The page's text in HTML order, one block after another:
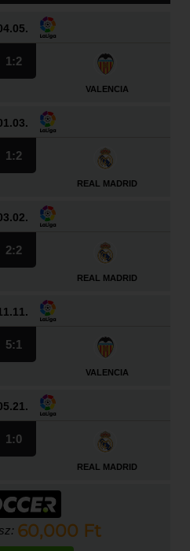
1:2
VALENCIA
1:2
REAL MADRID
2:2
REAL MADRID
5:1
VALENCIA
1:0
REAL MADRID
60,000 Ft